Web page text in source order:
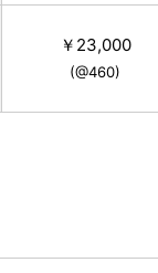
￥23,000
(@460)